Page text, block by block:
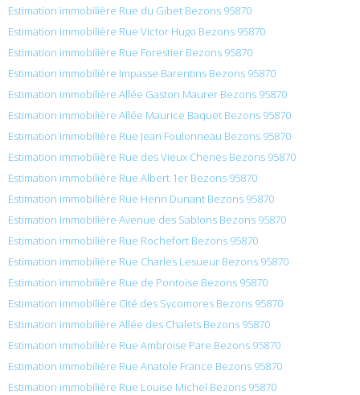
Estimation immobilière Rue du Gibet Bezons 95870
Estimation immobilière Rue Victor Hugo Bezons 95870
Estimation immobilière Rue Forestier Bezons 95870
Estimation immobilière Impasse Barentins Bezons 95870
Estimation immobilière Allée Gaston Maurer Bezons 95870
Estimation immobilière Allée Maurice Baquet Bezons 95870
Estimation immobilière Rue Jean Foulonneau Bezons 95870
Estimation immobilière Rue des Vieux Chenes Bezons 95870
Estimation immobilière Rue Albert 1er Bezons 95870
Estimation immobilière Rue Henri Dunant Bezons 95870
Estimation immobilière Avenue des Sablons Bezons 95870
Estimation immobilière Rue Rochefort Bezons 95870
Estimation immobilière Rue Charles Lesueur Bezons 95870
Estimation immobilière Rue de Pontoise Bezons 95870
Estimation immobilière Cité des Sycomores Bezons 95870
Estimation immobilière Allée des Chalets Bezons 95870
Estimation immobilière Rue Ambroise Pare Bezons 95870
Estimation immobilière Rue Anatole France Bezons 95870
Estimation immobilière Rue Louise Michel Bezons 95870